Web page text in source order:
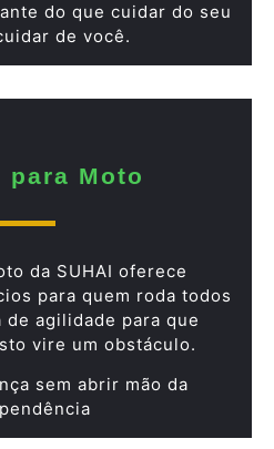
do que cuidar do seu
de você.
para Moto
da SUHAI oferece
para quem roda todos
agilidade para que
vire um obstáculo.
sem abrir mão da